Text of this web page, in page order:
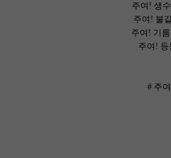
주여! 생
주여! 불
주여! 기
주여!
# 주